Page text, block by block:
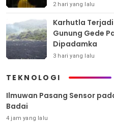
2 hari yang lalu
Karhutla
Gunung Gede
Dipadamka
3 hari yang lalu
TEKNOLOGI
Ilmuwan Pasang Sensor
Badai
4 jam yang lalu